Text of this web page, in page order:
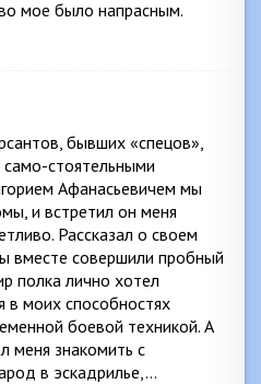
мое было напрасным.
бывших «спецов»,
стоятельными
Афанасьевичем мы
и встретил он меня
Рассказал о своем
вместе совершили пробный
полка лично хотел
в моих способностях
боевой техникой. А
меня знакомить с
в эскадрилье,…